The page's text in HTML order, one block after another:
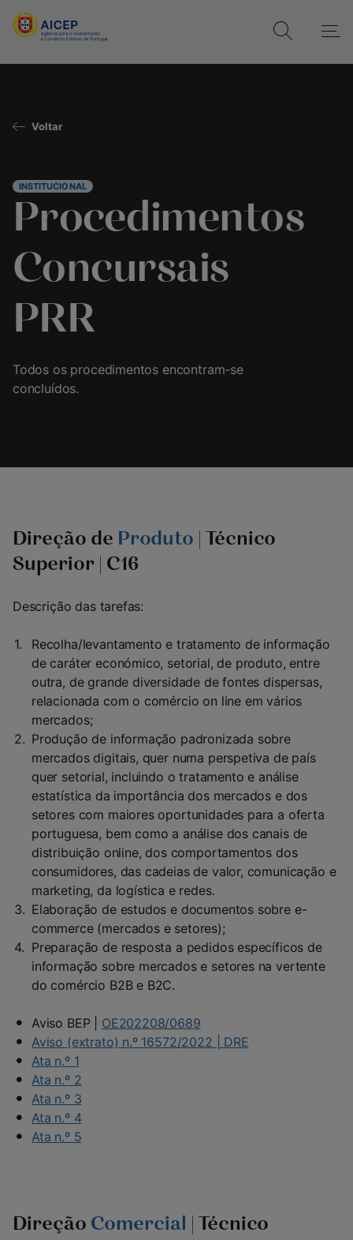
Voltar
INSTITUCIONAL
Procedimentos
Concursais
PRR
Todos os procedimentos encontram-se
concluídos.
Direção de Produto | Técnico
Superior | C16
Descrição das tarefas:
Recolha/levantamento e tratamento de informação
de caráter económico, setorial, de produto, entre
outra, de grande diversidade de fontes dispersas,
relacionada com o comércio on line em vários
mercados;
Produção de informação padronizada sobre
mercados digitais, quer numa perspetiva de país
quer setorial, incluindo o tratamento e análise
estatística da importância dos mercados e dos
setores com maiores oportunidades para a oferta
portuguesa, bem como a análise dos canais de
distribuição online, dos comportamentos dos
consumidores, das cadeias de valor, comunicação e
marketing, da logística e redes.
Elaboração de estudos e documentos sobre e-
commerce (mercados e setores);
Preparação de resposta a pedidos específicos de
informação sobre mercados e setores na vertente
do comércio B2B e B2C.
Aviso BEP | OE202208/0689
Aviso (extrato) n.º 16572/2022 | DRE
Ata n.º 1
Ata n.º 2
Ata n.º 3
Ata n.º 4
Ata n.º 5
Direção Comercial | Técnico